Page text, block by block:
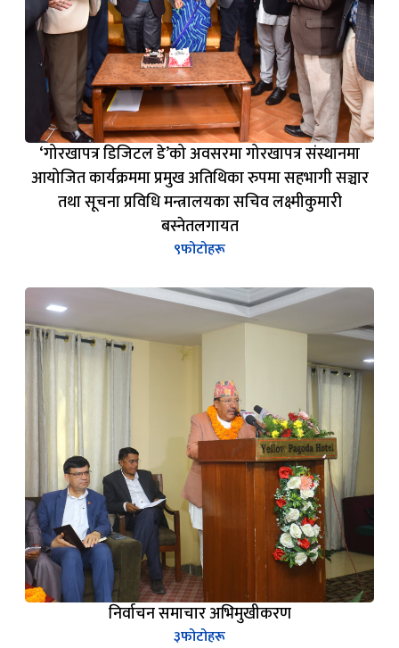
‘गोरखापत्र डिजिटल डे’को अवसरमा गोरखापत्र संस्थानमा
आयोजित कार्यक्रममा प्रमुख अतिथिका रुपमा सहभागी सञ्चार
तथा सूचना प्रविधि मन्त्रालयका सचिव लक्ष्मीकुमारी
बस्नेतलगायत
९फोटोहरू
निर्वाचन समाचार अभिमुखीकरण
३फोटोहरू